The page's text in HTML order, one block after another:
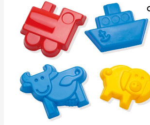
pijesak
količina